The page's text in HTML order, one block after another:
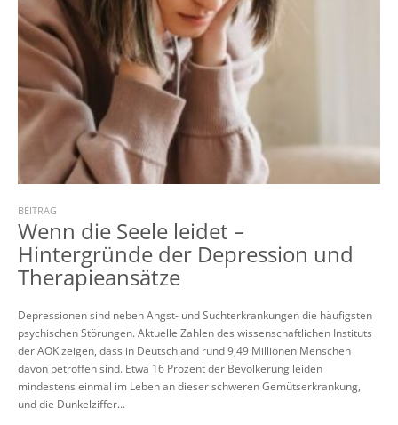
BEITRAG
Wenn die Seele leidet –
Hintergründe der Depression und
Therapieansätze
Depressionen sind neben Angst- und Suchterkrankungen die häufigsten
psychischen Störungen. Aktuelle Zahlen des wissenschaftlichen Instituts
der AOK zeigen, dass in Deutschland rund 9,49 Millionen Menschen
davon betroffen sind. Etwa 16 Prozent der Bevölkerung leiden
mindestens einmal im Leben an dieser schweren Gemütserkrankung,
und die Dunkelziffer...